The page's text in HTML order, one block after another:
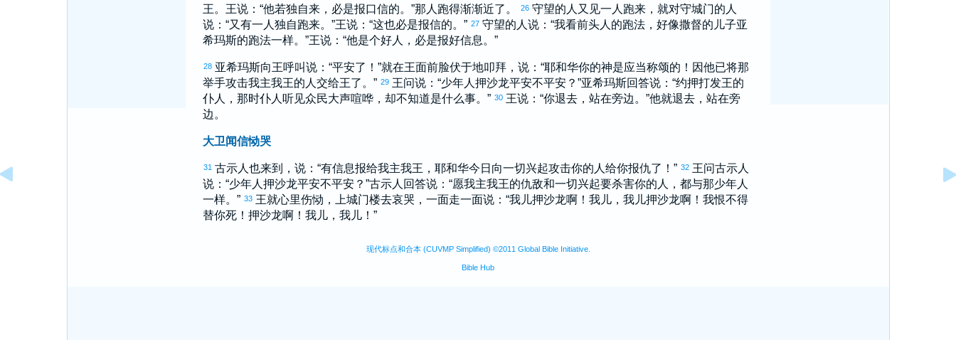
王。王说：“他若独自来，必是报口信的。”那人跑得渐渐近了。
26 守望的人又见一人跑来，就对守城门的人
说：“又有一人独自跑来。”王说：“这也必是报信的。” 27 守望的人说：“我看前头人的跑法，好像撒督的儿子亚
希玛斯的跑法一样。”王说：“他是个好人，必是报好信息。”
28 亚希玛斯向王呼叫说：“平安了！”就在王面前脸伏于地叩拜，说：“耶和华你的神是应当称颂的！因他已将那
举手攻击我主我王的人交给王了。” 29 王问说：“少年人 押沙龙平安不平安？”亚希玛斯回答说：“约押打发王的
仆人，那时仆人听见众民大声喧哗，却不知道是什么事。” 30 王说：“你退去，站在旁边。”他就退去，站在旁
边。
大卫闻信恸哭
31 古示人也来到，说：“有信息报给我主我王，耶和华今日向一切兴起攻击你的人给你报仇了！” 32 王问古示人
说：“少年人 押沙龙平安不平安？”古示人回答说：“愿我主我王的仇敌和一切兴起要杀害你的人，都与那少年人
一样。” 33 王就心里伤恸，上城门楼去哀哭，一面走一面说：“我儿押沙龙啊！我儿，我儿押沙龙啊！我恨不得
替你死！ 押沙龙啊！我儿，我儿！”
现代标点和合本 (CUVMP Simplified) ©2011 Global Bible Initiative.
Bible Hub